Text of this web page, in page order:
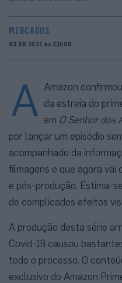
MERCADOS
03.08.2021 às 22h09
A Amazon
da estreia do
em O Senhor dos
por lançar um episódio
acompanhado da
filmagens e que agora
e pós-produção. Estima-
de complicados efeitos
A produção desta série
Covid-19 causou
todo o processo. O
exclusivo do Amazon